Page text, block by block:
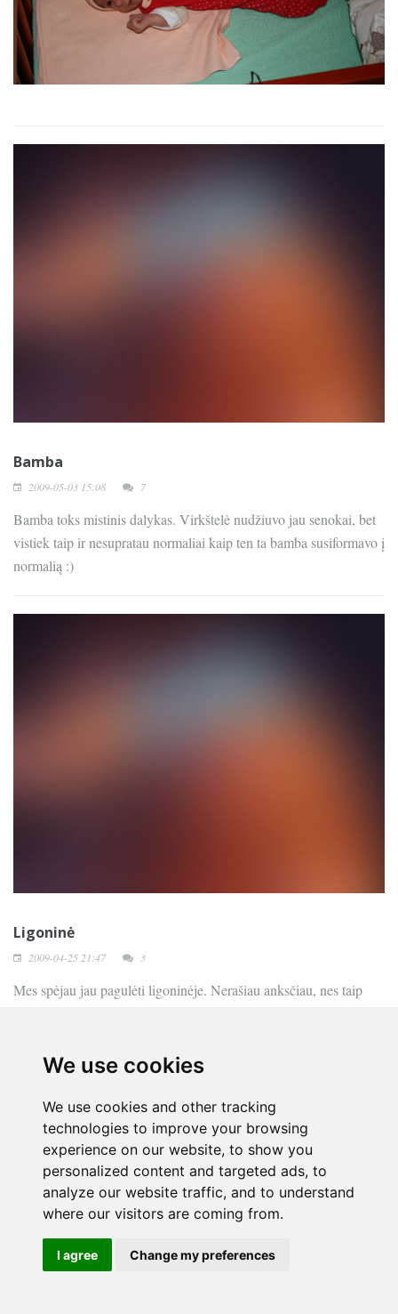
We use cookies
We use cookies and other tracking
technologies to improve your browsing
experience on our website, to show you
personalized content and targeted ads, to
analyze our website traffic, and to understand
where our visitors are coming from.
I agree Change my preferences
Bamba
2009-05-03 15:08 7
Bamba toks mistinis dalykas. Virkštelė nudžiuvo jau senokai, bet
vistiek taip ir nesupratau normaliai kaip ten ta bamba susiformavo į
normalią :)
Ligoninė
2009-04-25 21:47 3
Mes spėjau jau pagulėti ligoninėje. Nerašiau anksčiau, nes taip
Vaikas prarėkė pusę dienos. Praklyjk greičiau. Nusprendėm
apie tai, kaip beviltiškai viskas suvelta mūsų valstybėje:
Skambinu 112. Juk tai bendras pagalbos telefonas. Klausiu:
- kūdikiui kažkas negerai, kur mes turėtumėm jį vežti?
- koks jūsų operatorius?
- ką reiškia operatorius? - pasiteirava unesupratęs prie ko čia
operatorius.
- kokio operatoriaus paslaugomis naudojatės?
- tele 2